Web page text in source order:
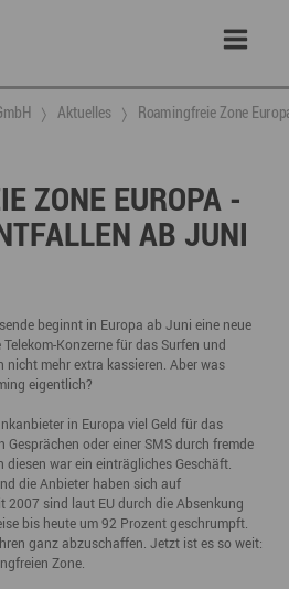
Aktuelles Roamingfreie Zone
ZONE EUROPA -
AB JUNI
beginnt in Europa ab Juni eine neue
Konzerne für das Surfen und
nicht mehr extra kassieren. Aber was
eigentlich?
in Europa viel Geld für das
Gesprächen oder einer SMS durch fremde
war ein einträgliches Geschäft.
die Anbieter haben sich auf
2007 sind laut EU durch die Absenkung
bis heute um 92 Prozent geschrumpft.
ganz abzuschaffen. Jetzt ist es so weit:
Zone.